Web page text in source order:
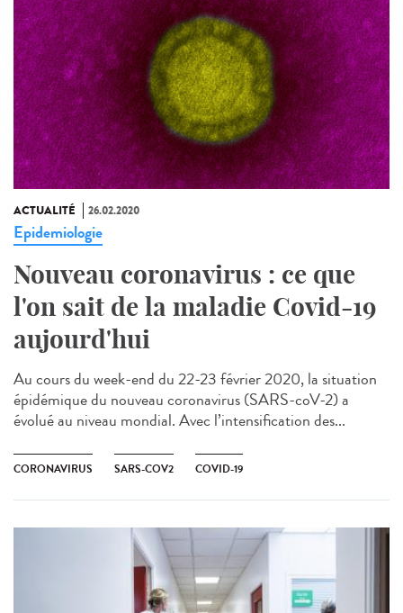
ACTUALITÉ 26.02.2020
Epidemiologie
Nouveau coronavirus : ce que
l'on sait de la maladie Covid-19
aujourd'hui
Au cours du week-end du 22-23 février 2020, la situation
épidémique du nouveau coronavirus (SARS-coV-2) a
évolué au niveau mondial. Avec l’intensification des...
CORONAVIRUS SARS-COV2 COVID-19